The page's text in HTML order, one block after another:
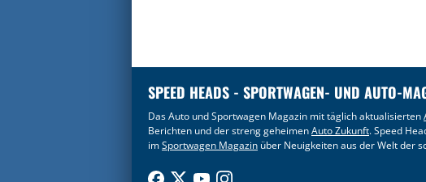
SPEED HEADS - SPORTWAGEN- UND AUTO-
Das Auto und Sportwagen Magazin mit täglich aktualisierten
Berichten und der streng geheimenAuto Zukunft. Speed
imSportwagen Magazin über Neuigkeiten aus der Welt der